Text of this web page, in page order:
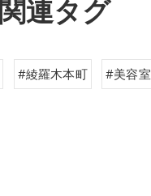
関連タグ
#綾羅木本町 #美容室